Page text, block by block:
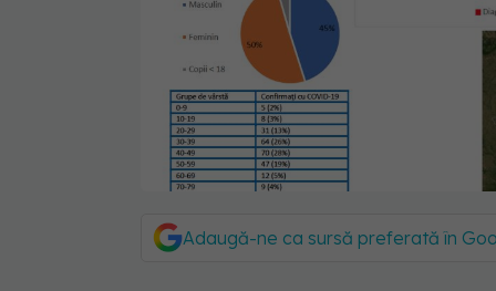
Adaugă-ne ca sursă preferată în